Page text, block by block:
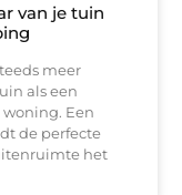
van je tuin
meer
als een
Een
de perfecte
het